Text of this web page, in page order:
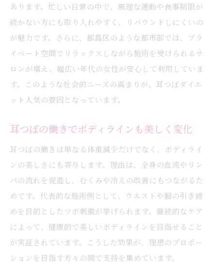
あります。忙しい日常の中で、無理な運動や食事制限が
続かない方にも取り入れやすく、リバウンドしにくいの
が魅力です。さらに、都島区のような都市部では、プラ
イベート空間でリラックスしながら施術を受けられるサ
ロンが増え、幅広い年代の女性が安心して利用していま
す。このような社会的ニーズの高まりが、耳つぼダイエ
ット人気の要因となっています。
耳つぼの働きでボディラインも美しく変化
耳つぼの働きは単なる体重減少だけでなく、ボディライ
ンの美しさにも寄与します。理由は、全身の血流やリン
パの流れを促進し、むくみや冷えの改善にもつながるた
めです。代表的な施術例として、ウエストや脚の引き締
めを目的としたツボ刺激が挙げられます。継続的なケア
によって、健康的で美しいボディラインを目指せること
が実証されています。こうした効果が、理想のプロポー
ションを目指す方々の間で支持を集めています。